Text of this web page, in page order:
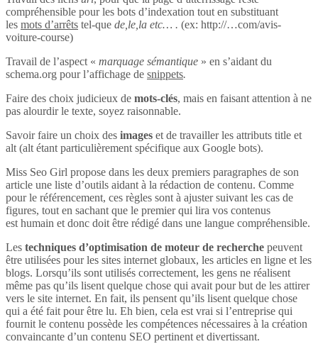
compréhensible pour les bots d’indexation tout en substituant
les mots d’arrêts tel-que de,le,la etc… . (ex: http://…com/avis-
voiture-course)
Travail de l’aspect « marquage sémantique » en s’aidant du
schema.org pour l’affichage de snippets.
Faire des choix judicieux de mots-clés, mais en faisant attention à ne
pas alourdir le texte, soyez raisonnable.
Savoir faire un choix des images et de travailler les attributs title et
alt (alt étant particulièrement spécifique aux Google bots).
Miss Seo Girl propose dans les deux premiers paragraphes de son
article une liste d’outils aidant à la rédaction de contenu. Comme
pour le référencement, ces règles sont à ajuster suivant les cas de
figures, tout en sachant que le premier qui lira vos contenus
est humain et donc doit être rédigé dans une langue compréhensible.
Les techniques d’optimisation de moteur de recherche peuvent
être utilisées pour les sites internet globaux, les articles en ligne et les
blogs. Lorsqu’ils sont utilisés correctement, les gens ne réalisent
même pas qu’ils lisent quelque chose qui avait pour but de les attirer
vers le site internet. En fait, ils pensent qu’ils lisent quelque chose
qui a été fait pour être lu. Eh bien, cela est vrai si l’entreprise qui
fournit le contenu possède les compétences nécessaires à la création
convaincante d’un contenu SEO pertinent et divertissant.